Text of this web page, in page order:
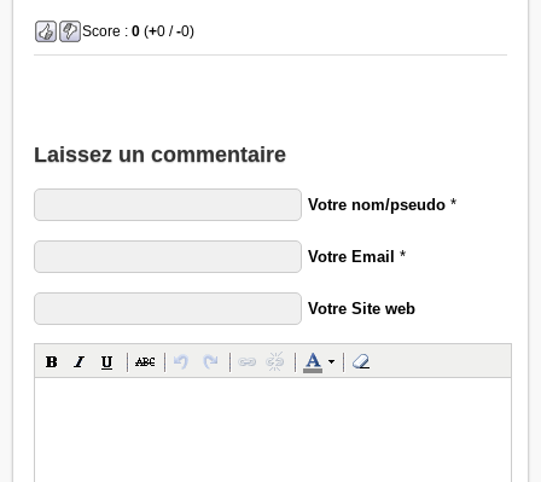
Score :0 (+0 /-0)
Laissez un commentaire
Votre nom/pseudo *
Votre Email *
Votre Site web